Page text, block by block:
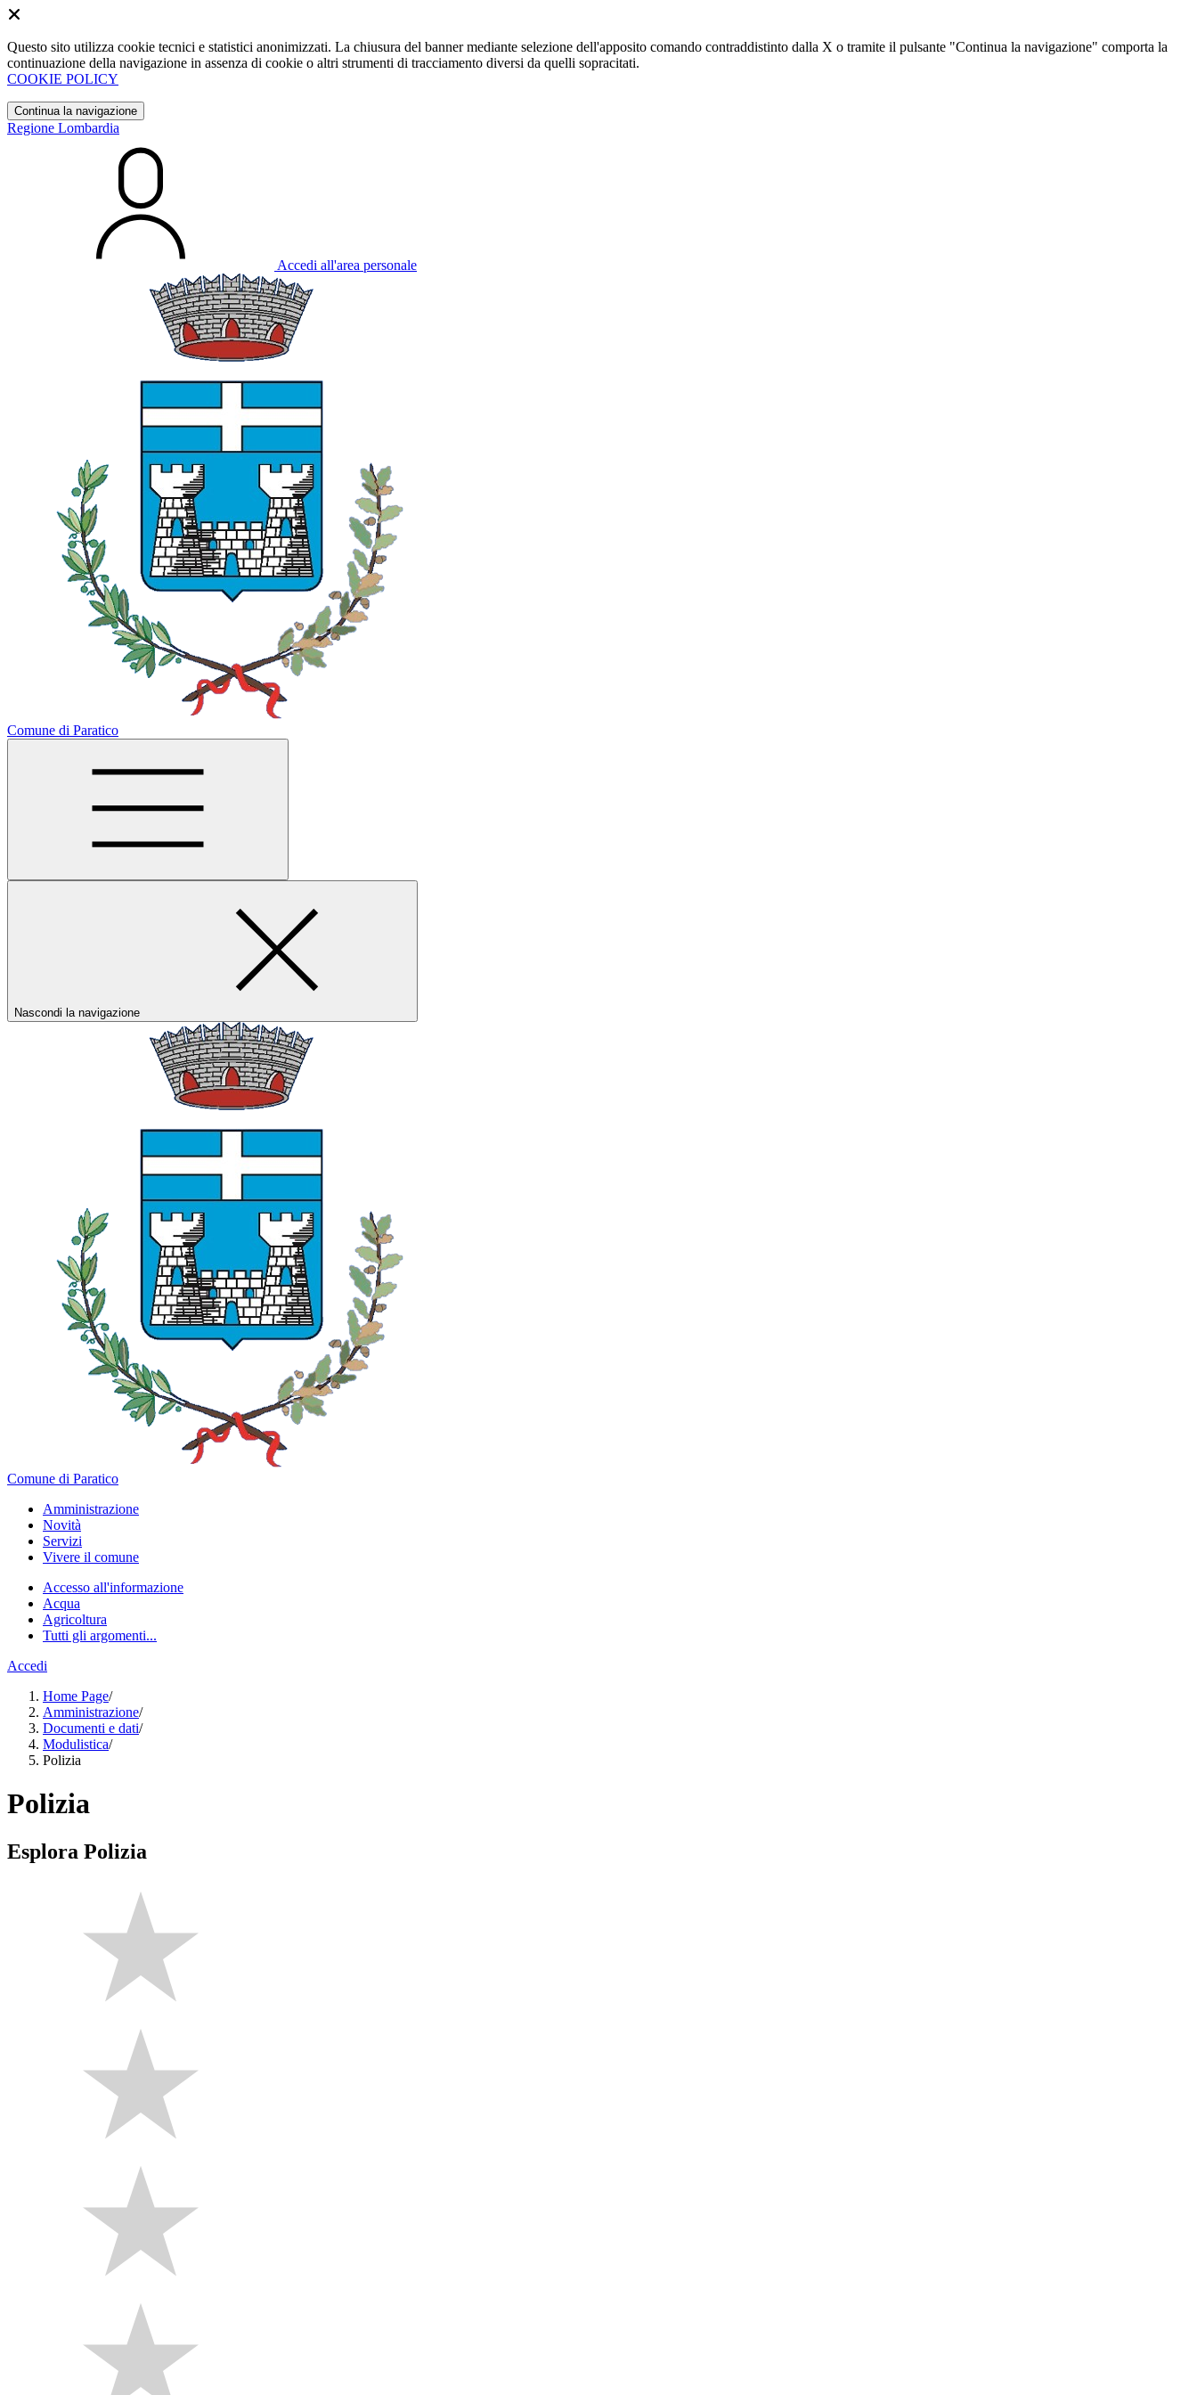
Questo sito utilizza cookie tecnici e statistici anonimizzati. La chiusura del banner mediante selezione dell'apposito comando contraddistinto dalla X o tramite il pulsante "Continua la navigazione" comporta la
continuazione della navigazione in assenza di cookie o altri strumenti di tracciamento diversi da quelli sopracitati.
COOKIE POLICY
Continua la navigazione
Regione Lombardia
Accedi all'area personale
Comune di Paratico
Nascondi la navigazione
Comune di Paratico
Amministrazione
Novità
Servizi
Vivere il comune
Accesso all'informazione
Acqua
Agricoltura
Tutti gli argomenti...
Accedi
Home Page/
Amministrazione/
Documenti e dati/
Modulistica/
Polizia
Polizia
Esplora Polizia